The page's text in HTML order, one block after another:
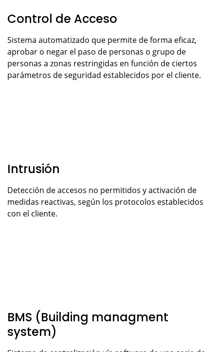
Control de Acceso
Sistema automatizado que permite de forma eficaz,
aprobar o negar el paso de personas o grupo de
personas a zonas restringidas en función de ciertos
parámetros de seguridad establecidos por el cliente.
Intrusión
Detección de accesos no permitidos y activación de
medidas reactivas, según los protocolos establecidos
con el cliente.
BMS (Building managment
system)